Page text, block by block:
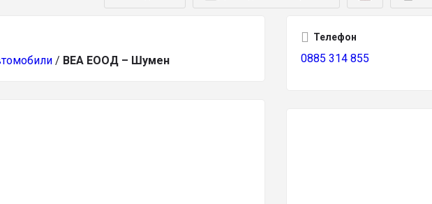
/ ВЕА ЕООД – Шумен
Телефон
0885 314 855